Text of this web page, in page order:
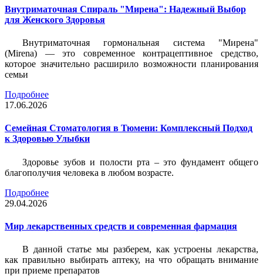
Внутриматочная Спираль "Мирена": Надежный Выбор
для Женского Здоровья
Внутриматочная гормональная система "Мирена"
(Mirena) — это современное контрацептивное средство,
которое значительно расширило возможности планирования
семьи
Подробнее
17.06.2026
Семейная Стоматология в Тюмени: Комплексный Подход
к Здоровью Улыбки
Здоровье зубов и полости рта – это фундамент общего
благополучия человека в любом возрасте.
Подробнее
29.04.2026
Мир лекарственных средств и современная фармация
В данной статье мы разберем, как устроены лекарства,
как правильно выбирать аптеку, на что обращать внимание
при приеме препаратов